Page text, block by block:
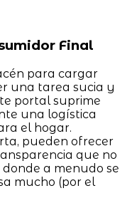
Final
para cargar
una tarea sucia y
portal suprime
una logística
el hogar.
pueden ofrecer
que no
a menudo se
mucho (por el